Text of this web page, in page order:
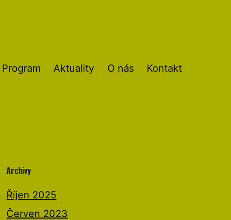
Program Aktuality O nás Kontakt
Archivy
Říjen 2025
Červen 2023